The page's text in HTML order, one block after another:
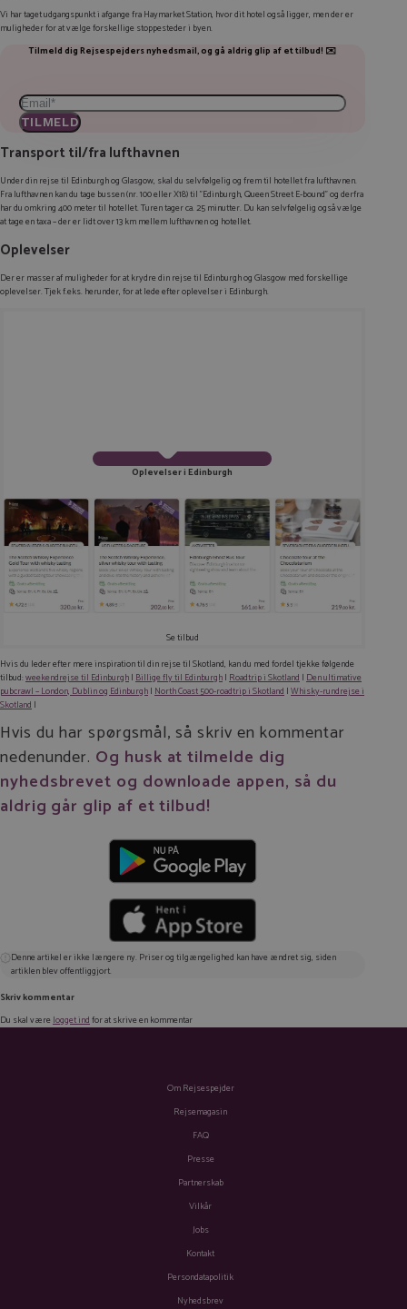
Vi har taget udgangspunkt i afgange fra Haymarket Station, hvor dit hotel også ligger, men der er
muligheder for at vælge forskellige stoppesteder i byen.
Tilmeld dig Rejsespejders nyhedsmail, og gå aldrig glip af et tilbud! ✉️
TILMELD
Transport til/fra lufthavnen
Under din rejse til Edinburgh og Glasgow, skal du selvfølgelig og frem til hotellet fra lufthavnen.
Fra lufthavnen kan du tage bussen (nr. 100 eller X18) til ”Edinburgh, Queen Street E-bound” og derfra
har du omkring 400 meter til hotellet. Turen tager ca. 25 minutter. Du kan selvfølgelig også vælge
at tage en taxa – der er lidt over 13 km mellem lufthavnen og hotellet.
Oplevelser
Der er masser af muligheder for at krydre din rejse til Edinburgh og Glasgow med forskellige
oplevelser. Tjek f.eks. herunder, for at lede efter oplevelser i Edinburgh.
Oplevelser i Edinburgh
Se tilbud
Hvis du leder efter mere inspiration til din rejse til Skotland, kan du med fordel tjekke følgende
tilbud:weekendrejse til Edinburgh|Billige fly til Edinburgh|Roadtrip i Skotland|Den ultimative
pubcrawl – London, Dublin og Edinburgh|North Coast 500-roadtrip i Skotland|Whisky-rundrejse i
Skotland|
Hvis du har spørgsmål, så skriv en kommentar
nedenunder. Og husk at tilmelde dig
nyhedsbrevet og downloade appen, så du
aldrig går glip af et tilbud!
Denne artikel er ikke længere ny. Priser og tilgængelighed kan have ændret sig, siden
artiklen blev offentliggjort.
Skriv kommentar
Du skal værelogget indfor at skrive en kommentar
Om Rejsespejder
Rejsemagasin
FAQ
Presse
Partnerskab
Vilkår
Jobs
Kontakt
Persondatapolitik
Nyhedsbrev